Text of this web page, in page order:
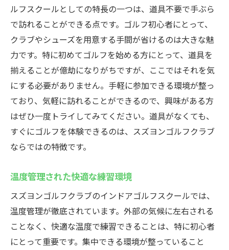
ルフスクールとしての特長の一つは、道具不要で手ぶら
で訪れることができる点です。ゴルフ初心者にとって、
クラブやシューズを用意する手間が省けるのは大きな魅
力です。特に初めてゴルフを始める方にとって、道具を
揃えることが億劫になりがちですが、ここではそれを気
にする必要がありません。手軽に参加できる環境が整っ
ており、気軽に訪れることができるので、興味がある方
はぜひ一度トライしてみてください。道具がなくても、
すぐにゴルフを体験できるのは、スズヨンゴルフクラブ
ならではの特徴です。
温度管理された快適な練習環境
スズヨンゴルフクラブのインドアゴルフスクールでは、
温度管理が徹底されています。外部の気候に左右される
ことなく、快適な温度で練習できることは、特に初心者
にとって重要です。集中できる環境が整っていること